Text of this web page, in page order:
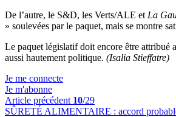
De l’autre, le S&D, les Verts/ALE et La
» soulevées par le paquet, mais se montre
Le paquet législatif doit encore être attribué
aussi hautement politique. (Isalia Stieffatre)
Je me connecte
Je m'abonne
Article précédent 10/29
SÛRETÉ ALIMENTAIRE : accord